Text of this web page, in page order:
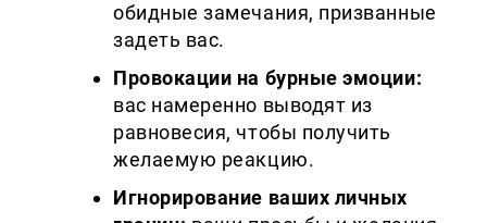
обидные замечания, призванные
задеть вас.
Провокации на бурные эмоции:
вас намеренно выводят из
равновесия, чтобы получить
желаемую реакцию.
Игнорирование ваших личных